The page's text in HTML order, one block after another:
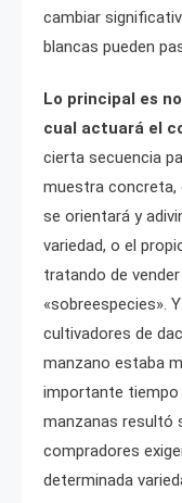
cambiar
blancas pueden
Lo principal es
cual actuará el
cierta secuencia
muestra concreta,
se orientará y
variedad, o el
tratando de
«sobreespecies».
cultivadores de
manzano estaba
importante tiempo
manzanas resultó
compradores
determinada